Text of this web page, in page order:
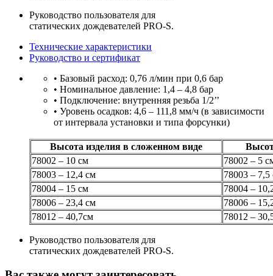
Руководство пользователя для
статических дождевателей PRO-S.
Технические характеристики
Руководство и сертификат
• Базовый расход: 0,76 л/мин при 0,6 бар
• Номинальное давление: 1,4 – 4,8 бар
• Подключение: внутренняя резьба 1/2’’
• Уровень осадков: 4,6 – 111,8 мм/ч (в зависимости
от интервала установки и типа форсунки)
Высота изделия в сложенном виде
78002 – 10 см
78002 – 5
78003 – 12,4 см
78003 –
78004 – 15 см
78004 –
78006 – 23,4 см
78006 –
78012 – 40,7см
78012 –
Руководство пользователя для
статических дождевателей PRO-S.